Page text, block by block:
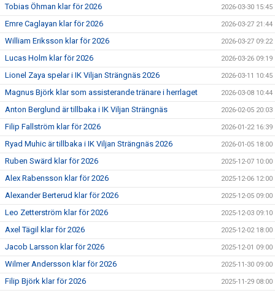
Tobias Öhman klar för 2026 2026-03-30 15:45
Emre Caglayan klar för 2026 2026-03-27 21:44
William Eriksson klar för 2026 2026-03-27 09:22
Lucas Holm klar för 2026 2026-03-26 09:19
Lionel Zaya spelar i IK Viljan Strängnäs 2026 2026-03-11 10:45
Magnus Björk klar som assisterande tränare i herrlaget 2026-03-08 10:44
Anton Berglund är tillbaka i IK Viljan Strängnäs 2026-02-05 20:03
Filip Fallström klar för 2026 2026-01-22 16:39
Ryad Muhic är tillbaka i IK Viljan Strängnäs 2026 2026-01-05 18:00
Ruben Swärd klar för 2026 2025-12-07 10:00
Alex Rabensson klar för 2026 2025-12-06 12:00
Alexander Berterud klar för 2026 2025-12-05 09:00
Leo Zetterström klar för 2026 2025-12-03 09:10
Axel Tägil klar för 2026 2025-12-02 18:00
Jacob Larsson klar för 2026 2025-12-01 09:00
Wilmer Andersson klar för 2026 2025-11-30 09:00
Filip Björk klar för 2026 2025-11-29 08:00